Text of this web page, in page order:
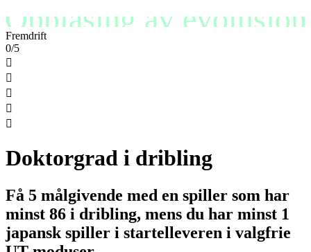
Opplåsing av evolusjon
Fremdrift
0/5





Doktorgrad i dribling
Få 5 målgivende med en spiller som har
minst 86 i dribling, mens du har minst 1
japansk spiller i startelleveren i valgfrie